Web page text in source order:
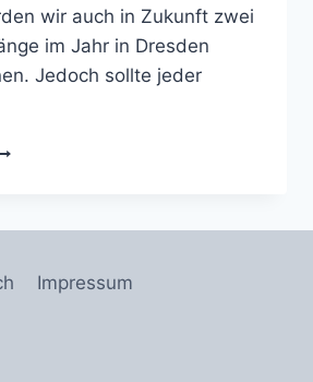
wir auch in Zukunft zwei
im Jahr in Dresden
Jedoch sollte jeder
IN
Impressum